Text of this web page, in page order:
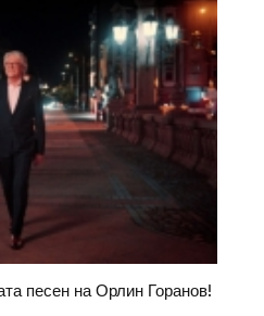
песен на Орлин Горанов!